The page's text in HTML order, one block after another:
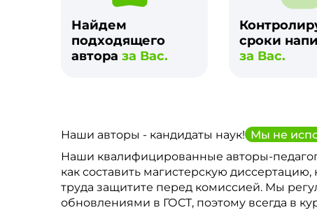
Найдем
подходящего
автора за Вас.
сроки
за Вас.
Наши авторы - кандидаты наук! Мы не
Наши квалифицированные авторы-
как составить магистерскую
труда защитите перед комиссией. Мы
обновлениями в ГОСТ, поэтому всегда в